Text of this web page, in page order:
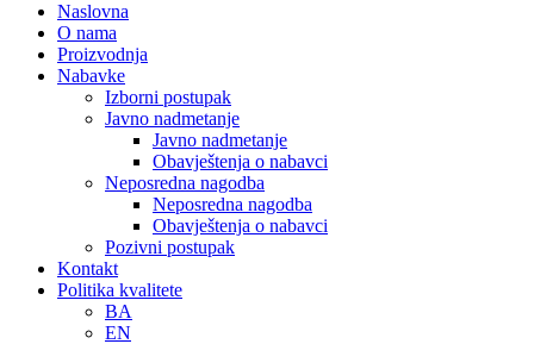
Naslovna
O nama
Proizvodnja
Nabavke
Izborni postupak
Javno nadmetanje
Javno nadmetanje
Obavještenja o nabavci
Neposredna nagodba
Neposredna nagodba
Obavještenja o nabavci
Pozivni postupak
Kontakt
Politika kvalitete
BA
EN